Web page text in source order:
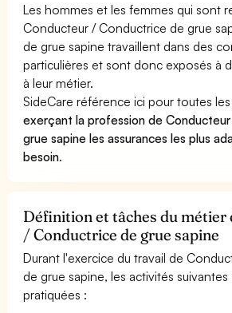
Les hommes et les femmes qui sont
Conducteur / Conductrice de grue
de grue sapine travaillent dans des
particulières et sont donc exposés à
à leur métier.
SideCare référence ici pour toutes
exerçant la profession de
grue sapine les assurances les plus
besoin.
Définition et tâches du métier
/ Conductrice de grue sapine
Durant l'exercice du travail de
de grue sapine, les activités
pratiquées :